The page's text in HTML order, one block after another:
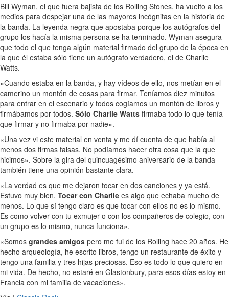
Bill Wyman, el que fuera bajista de los Rolling Stones, ha vuelto a los
medios para despejar una de las mayores incógnitas en la historia de
la banda. La leyenda negra que apostaba porque los autógrafos del
grupo los hacía la misma persona se ha terminado. Wyman asegura
que todo el que tenga algún material firmado del grupo de la época en
la que él estaba sólo tiene un autógrafo verdadero, el de Charlie
Watts.
«Cuando estaba en la banda, y hay vídeos de ello, nos metían en el
camerino un montón de cosas para firmar. Teníamos diez minutos
para entrar en el escenario y todos cogíamos un montón de libros y
firmábamos por todos. Sólo Charlie Watts firmaba todo lo que tenía
que firmar y no firmaba por nadie».
«Una vez vi este material en venta y me dí cuenta de que había al
menos dos firmas falsas. No podíamos hacer otra cosa que la que
hicimos». Sobre la gira del quincuagésimo aniversario de la banda
también tiene una opinión bastante clara.
«La verdad es que me dejaron tocar en dos canciones y ya está.
Estuvo muy bien. Tocar con Charlie es algo que echaba mucho de
menos. Lo que sí tengo claro es que tocar con ellos no es lo mismo.
Es como volver con tu exmujer o con los compañeros de colegio, con
un grupo es lo mismo, nunca funciona».
«Somos grandes amigos pero me fui de los Rolling hace 20 años. He
hecho arqueología, he escrito libros, tengo un restaurante de éxito y
tengo una familia y tres hijas preciosas. Eso es todo lo que quiero en
mi vida. De hecho, no estaré en Glastonbury, para esos días estoy en
Francia con mi familia de vacaciones».